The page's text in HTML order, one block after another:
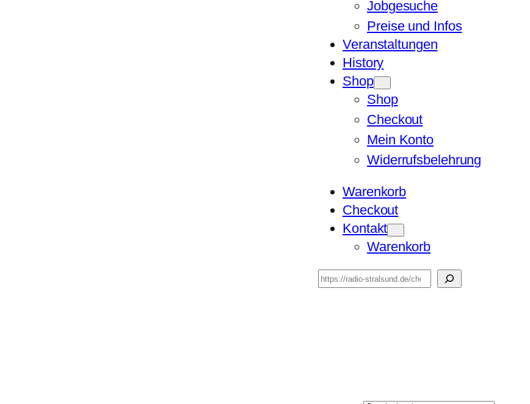
Jobgesuche
Preise und Infos
Veranstaltungen
History
Shop
Shop
Checkout
Mein Konto
Widerrufsbelehrung
Warenkorb
Checkout
Kontakt
Warenkorb
Suchen